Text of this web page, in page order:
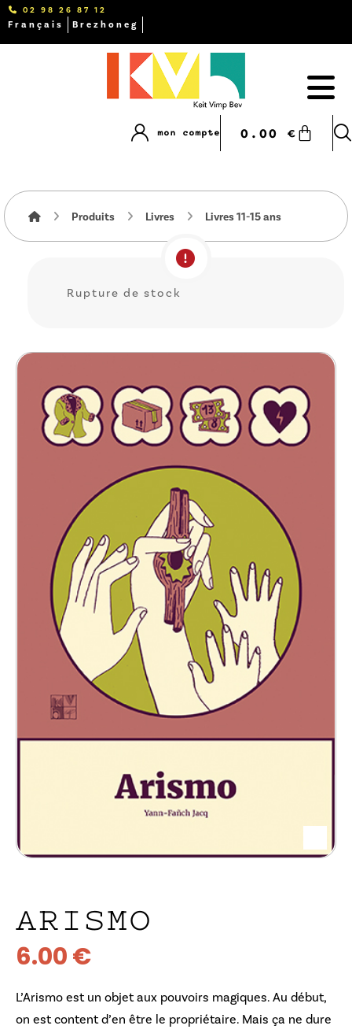
Français Brezhoneg
02 98 26 87 12
0.00 €
mon compte
Produits Livres Livres 11-15 ans
Rupture de stock
ARISMO
6.00€
L’Arismo est un objet aux pouvoirs magiques. Au début,
on est content d’en être le propriétaire. Mais ça ne dure